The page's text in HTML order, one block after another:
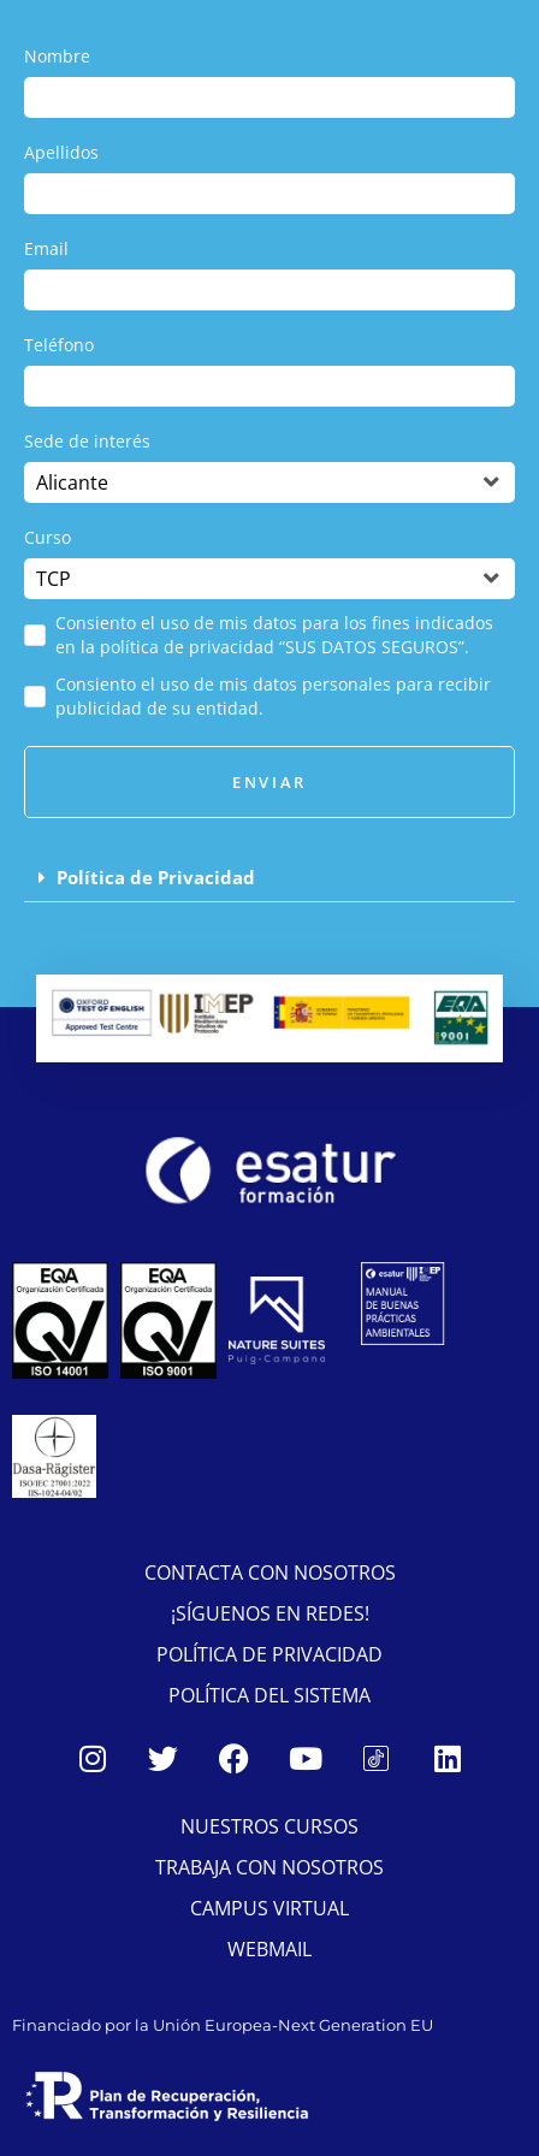
Nombre
Apellidos
Email
Teléfono
Sede de interés
Curso
Consiento el uso de mis datos para los fines indicados
en la política de privacidad “SUS DATOS SEGUROS”.
Consiento el uso de mis datos personales para recibir
publicidad de su entidad.
ENVIAR
Política de Privacidad
CONTACTA CON NOSOTROS
¡SÍGUENOS EN REDES!
POLÍTICA DE PRIVACIDAD
POLÍTICA DEL SISTEMA
NUESTROS CURSOS
TRABAJA CON NOSOTROS
CAMPUS VIRTUAL
WEBMAIL
Financiado por la Unión Europea-Next Generation EU